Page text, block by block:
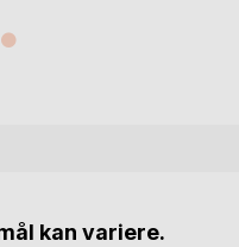
kan variere.